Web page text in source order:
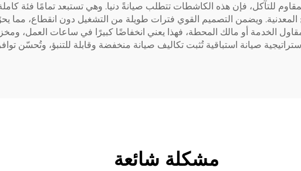
للتآكل، فإن هذه الكاشطات تتطلب صيانةً دنيا. وهي تستبعد تمامًا فئة
المعدنية. ويضمن التصميم القوي فترات طويلة من التشغيل دون انقطاع،
الخدمة أو مالك المحطة، فهذا يعني انخفاضًا كبيرًا في ساعات العمل،
صيانة استباقية تُثبت تكاليف صيانة منخفضة وقابلة للتنبؤ، وتُحسّن
مشكلة شائعة